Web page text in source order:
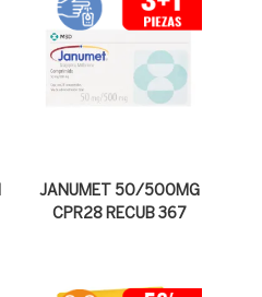
JANUMET 50/500MG
CPR28 RECUB 367